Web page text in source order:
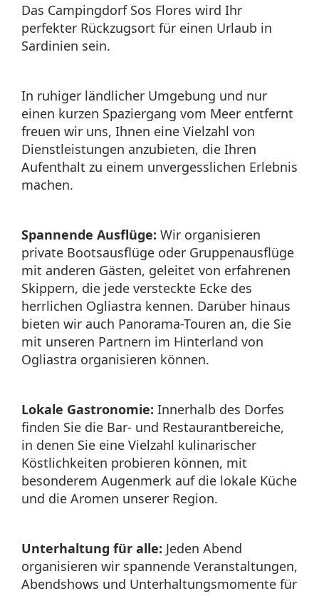
Das Campingdorf Sos Flores wird Ihr
perfekter Rückzugsort für einen Urlaub in
Sardinien sein.
In ruhiger ländlicher Umgebung und nur
einen kurzen Spaziergang vom Meer entfernt
freuen wir uns, Ihnen eine Vielzahl von
Dienstleistungen anzubieten, die Ihren
Aufenthalt zu einem unvergesslichen Erlebnis
machen.
Spannende Ausflüge: Wir organisieren
private Bootsausflüge oder Gruppenausflüge
mit anderen Gästen, geleitet von erfahrenen
Skippern, die jede versteckte Ecke des
herrlichen Ogliastra kennen. Darüber hinaus
bieten wir auch Panorama-Touren an, die Sie
mit unseren Partnern im Hinterland von
Ogliastra organisieren können.
Lokale Gastronomie: Innerhalb des Dorfes
finden Sie die Bar- und Restaurantbereiche,
in denen Sie eine Vielzahl kulinarischer
Köstlichkeiten probieren können, mit
besonderem Augenmerk auf die lokale Küche
und die Aromen unserer Region.
Unterhaltung für alle: Jeden Abend
organisieren wir spannende Veranstaltungen,
Abendshows und Unterhaltungsmomente für